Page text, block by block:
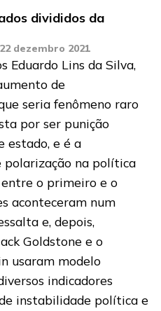
divididos da
22 dezembro 2021
Eduardo Lins da Silva,
de
seria fenômeno raro
por ser punição
estado, e é a
polarização na política
entre o primeiro e o
aconteceram num
e, depois,
Goldstone e o
usaram modelo
indicadores
instabilidade política e